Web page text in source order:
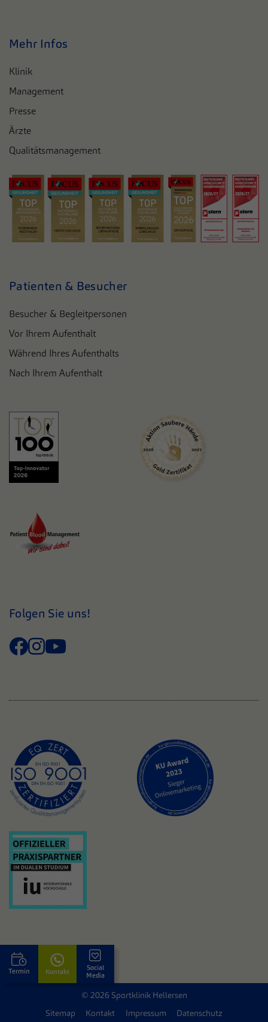
Mehr Infos
Klinik
Management
Presse
Ärzte
Qualitätsmanagement
Patienten & Besucher
Besucher & Begleitpersonen
Vor Ihrem Aufenthalt
Während Ihres Aufenthalts
Nach Ihrem Aufenthalt
Folgen Sie uns!
© 2026 Sportklinik Hellersen
Sitemap
Kontakt Impressum Datenschutz
Termin Kontakt
Social
Media